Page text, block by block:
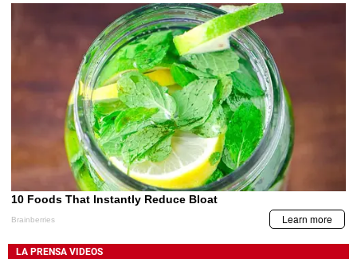
LA PRENSA VIDEOS